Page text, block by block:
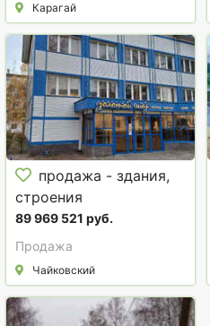
Карагай
продажа - здания,
строения
89 969 521 руб.
Продажа
Чайковский